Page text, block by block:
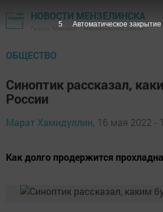
НОВОСТИ МЕНЗЕЛИНСКА
Газета "Мензеля" - Мензелинский район
ОБЩЕСТВО
Синоптик рассказал,
России
Марат Хамидуллин, 16 мая 2022 -
Как долго продержится
4 Автоматическое